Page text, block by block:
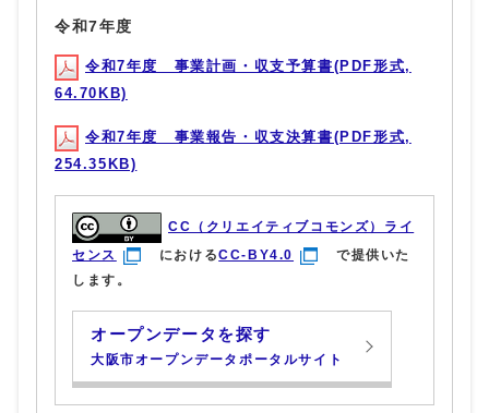
令和7年度
令和7年度 事業計画・収支予算書(PDF形式,
64.70KB)
令和7年度 事業報告・収支決算書(PDF形式,
254.35KB)
CC（クリエイティブコモンズ）ライ
センス
におけるCC-BY4.0
で提供いた
します。
オープンデータを探す
大阪市オープンデータポータルサイト